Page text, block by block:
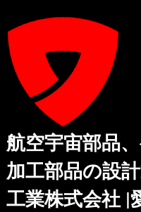
テ
航空宇宙部品
加工部品の設
工業株式会社 |